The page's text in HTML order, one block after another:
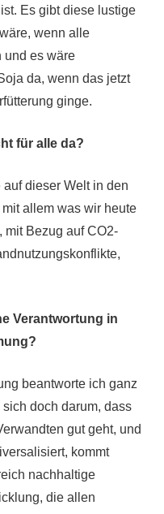
Es gibt diese lustige
wenn alle
und es wäre
da, wenn das jetzt
ginge.
für alle da?
dieser Welt in den
allem was wir heute
mit Bezug auf CO2-
Verantwortung in
beantworte ich ganz
doch darum, dass
gut geht, und
kommt
nachhaltige
die allen